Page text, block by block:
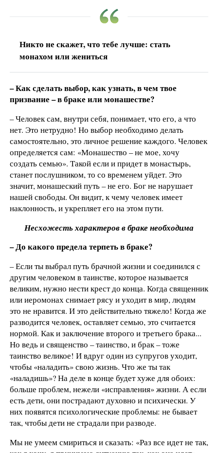
Никто не скажет, что тебе лучше: стать
монахом или жениться
– Как сделать выбор, как узнать, в чем твое
призвание – в браке или монашестве?
– Человек сам, внутри себя, понимает, что его, а что
нет. Это нетрудно! Но выбор необходимо делать
самостоятельно, это личное решение каждого. Человек
определяется сам: «Монашество – не мое, хочу
создать семью». Такой если и придет в монастырь,
станет послушником, то со временем уйдет. Это
значит, монашеский путь – не его. Бог не нарушает
нашей свободы. Он видит, к чему человек имеет
наклонность, и укрепляет его на этом пути.
Несхожесть характеров в браке необходима
– До какого предела терпеть в браке?
– Если ты выбрал путь брачной жизни и соединился с
другим человеком в таинстве, которое называется
великим, нужно нести крест до конца. Когда священник
или иеромонах снимает рясу и уходит в мир, людям
это не нравится. И это действительно тяжело! Когда же
разводится человек, оставляет семью, это считается
нормой. Как и заключение второго и третьего брака...
Но ведь и священство – таинство, и брак – тоже
таинство великое! И вдруг один из супругов уходит,
чтобы «наладить» свою жизнь. Что же ты так
«наладишь»? На деле в конце будет хуже для обоих:
больше проблем, нежели «исправления» жизни. А если
есть дети, они пострадают духовно и психически. У
них появятся психологические проблемы: не бывает
так, чтобы дети не страдали при разводе.
Мы не умеем смириться и сказать: «Раз все идет не так,